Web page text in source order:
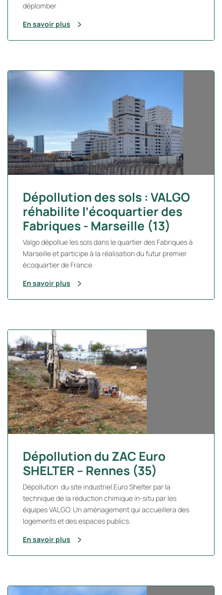
déplomber
En savoir plus
Dépollution des sols : VALGO
réhabilite l’écoquartier des
Fabriques - Marseille (13)
Valgo dépollue les sols dans le quartier des Fabriques à
Marseille et participe à la réalisation du futur premier
écoquartier de France
En savoir plus
Dépollution du ZAC Euro
SHELTER – Rennes (35)
Dépollution du site industriel Euro Shelter par la
technique de la réduction chimique in-situ par les
équipes VALGO. Un aménagement qui accueillera des
logements et des espaces publics.
En savoir plus